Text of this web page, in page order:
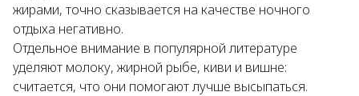
жирами, точно сказывается на качестве ночного
отдыха негативно.
Отдельное внимание в популярной литературе
уделяют молоку, жирной рыбе, киви и вишне:
считается, что они помогают лучше высыпаться.